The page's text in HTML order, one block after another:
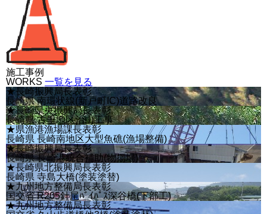
施工事例
WORKS 一覧を見る
★長崎振興局長表彰
長崎県 南環状線(新戸町IC)道路改良
★長崎県央振興局長表彰
長崎県 古里地区治山工事
★県漁港漁場課長表彰
長崎県 長崎南地区大型魚礁(漁場整備)
★長崎振興局長表彰
長崎県 長崎港統合補助(物揚場)
★長崎県北振興局長表彰
長崎県 寺島大橋(塗装塗替)
★九州地方整備局長表彰
国交省 R205針尾ﾊﾞｲﾊﾟｽ深谷橋(下部工)
★九州地方整備局長表彰